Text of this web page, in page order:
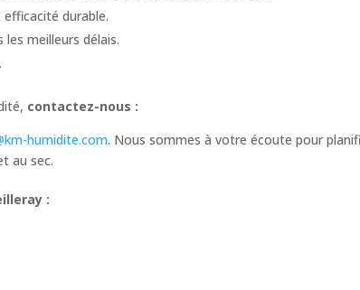
durable.
meilleurs délais.
contactez-nous :
humidite.com. Nous sommes à votre écoute pour
au sec.
: